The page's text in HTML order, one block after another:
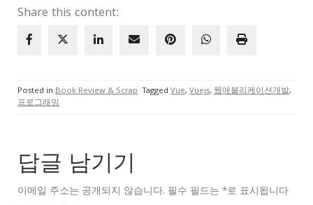
Share this content:
Posted in Book Review & Scrap Tagged Vue, Vuejs, 웹애블리케이션개발,
프로그래밍
답글 남기기
이메일 주소는 공개되지 않습니다. 필수 필드는 *로 표시됩니다